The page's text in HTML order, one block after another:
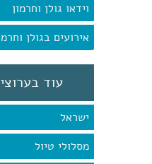
וידאו גולן וחרמון
אירועים בגולן
עוד
ישראל
מסלולי טיול